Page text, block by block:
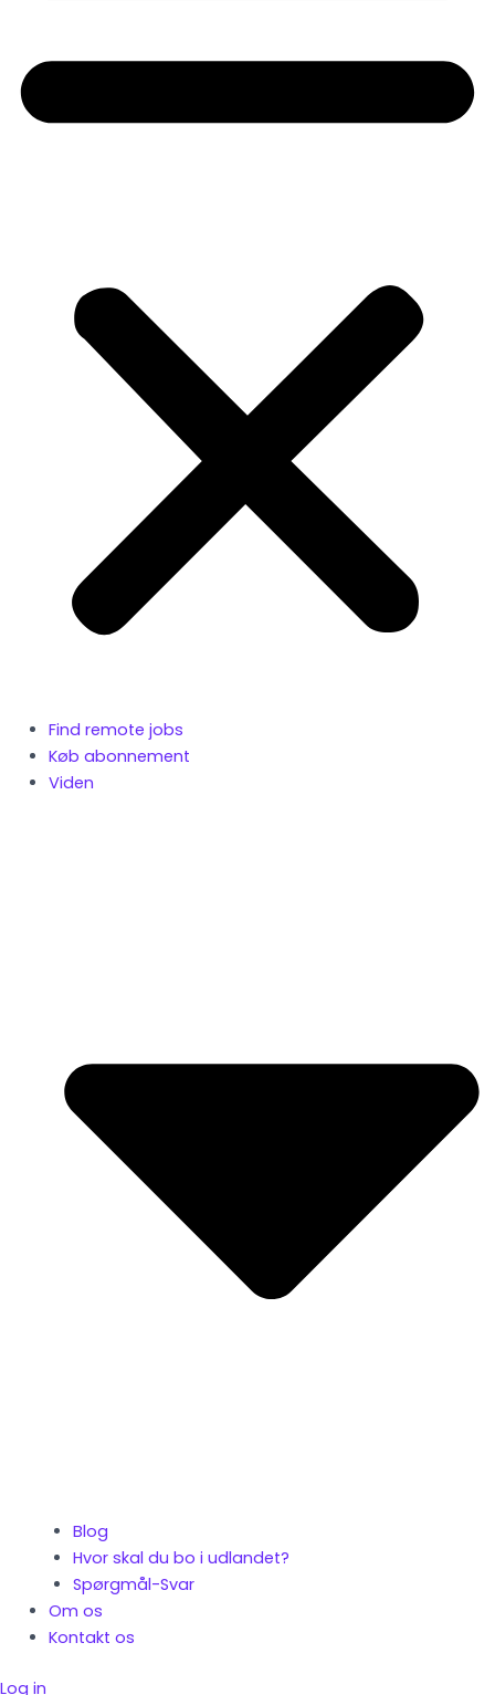
Find remote jobs
Køb abonnement
Viden
Blog
Hvor skal du bo i udlandet?
Spørgmål-Svar
Om os
Kontakt os
Log in